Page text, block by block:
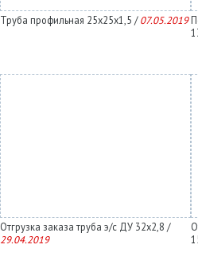
Труба профильная 25х25х1,5 /07.05.2019
Отгрузка заказа труба э/с ДУ 32х2,8 /
29.04.2019